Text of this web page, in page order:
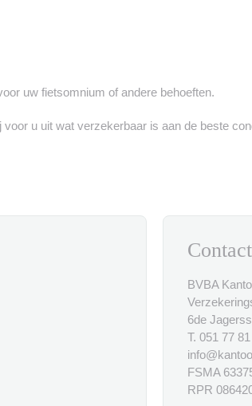
uw fietsomnium of andere behoeften.
u uit wat verzekerbaar is aan de beste
Contact
BVBA
6de
T. 051 77 81
FSMA
RPR